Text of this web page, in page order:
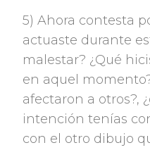
5) Ahora contesta
actuaste durante
malestar? ¿Qué
en aquel
afectaron a otros?,
intención tenías
con el otro dibujo